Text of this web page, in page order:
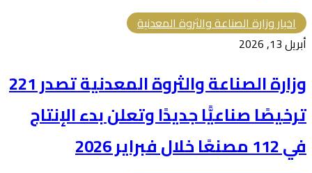
اخبار وزارة الصناعة والثروة المعدنية
أبريل 13, 2026
وزارة الصناعة والثروة المعدنية تصدر 221
ترخيصًا صناعيًّا جديدًا وتعلن بدء الإنتاج
في 112 مصنعًا خلال فبراير 2026